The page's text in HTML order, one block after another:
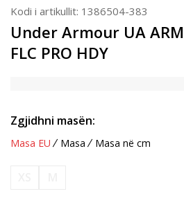
Kodi i artikullit: 1386504-383
Under Armour UA
FLC PRO HDY
Zgjidhni masën:
Masa EU Masa Masa në cm